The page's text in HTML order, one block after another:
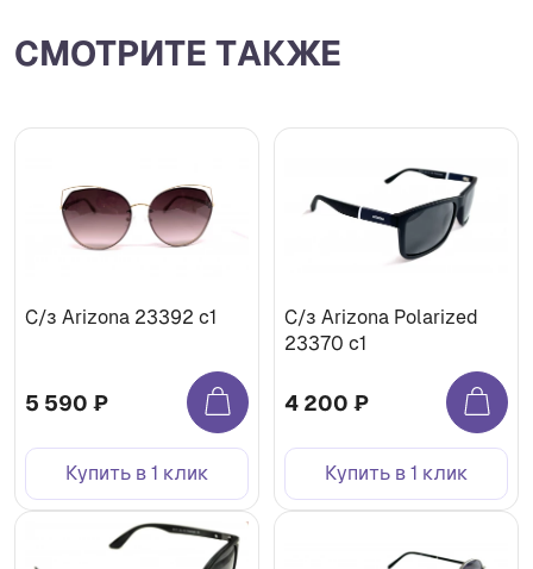
СМОТРИТЕ ТАКЖЕ
С/з Arizona 23392 c1
5 590 ₽
Купить в 1 клик
С/з Arizona Polarized
23370 c1
4 200 ₽
Купить в 1 клик